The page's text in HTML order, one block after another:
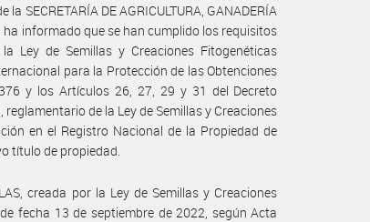
SECRETARÍA DE AGRICULTURA, GANADERÍA
ha informado que se han cumplido los requisitos
Ley de Semillas y Creaciones Fitogenéticas
para la Protección de las Obtenciones
y los Artículos 26, 27, 29 y 31 del Decreto
de la Ley de Semillas y Creaciones
en el Registro Nacional de la Propiedad de
título de propiedad.
creada por la Ley de Semillas y Creaciones
fecha 13 de septiembre de 2022, según Acta